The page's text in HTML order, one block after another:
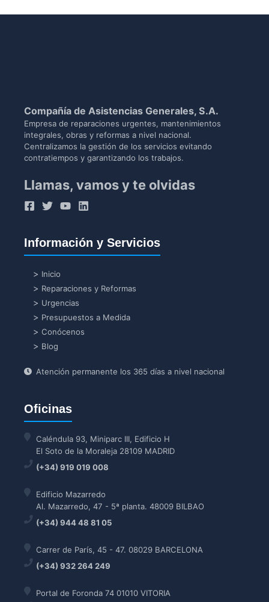
Compañía de Asistencias Generales, S.A.
Empresa de reparaciones urgentes, mantenimientos
integrales, obras y reformas a nivel nacional.
Centralizamos la gestión de los servicios evitando
contratiempos y garantizando los trabajos.
Llamas, vamos y te olvidas
Información y Servicios
Inicio
Reparaciones y Reformas
Urgencias
Presupuestos a Medida
Conócenos
Blog
Atención permanente los 365 días a nivel nacional
Oficinas
Caléndula 93, Miniparc III, Edificio H
El Soto de la Moraleja 28109 MADRID
(+34) 919 019 008
Edificio Mazarredo
Al. Mazarredo, 47 - 5ª planta. 48009 BILBAO
(+34) 944 48 81 05
Carrer de París, 45 - 47. 08029 BARCELONA
(+34) 932 264 249
Portal de Foronda 74 01010 VITORIA